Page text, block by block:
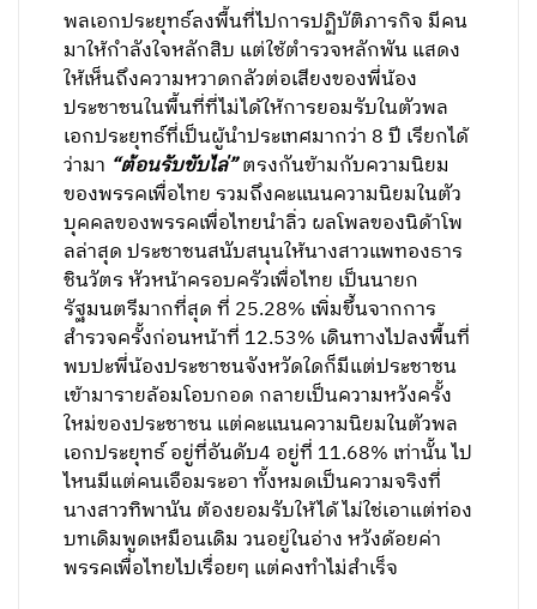
พลเอกประยุทธ์ลงพื้นที่ไปการปฏิบัติภารกิจ มีคน
มาให้กำลังใจหลักสิบ แต่ใช้ตำรวจหลักพัน แสดง
ให้เห็นถึงความหวาดกลัวต่อเสียงของพี่น้อง
ประชาชนในพื้นที่ที่ไม่ได้ให้การยอมรับในตัวพล
เอกประยุทธ์ที่เป็นผู้นำประเทศมากว่า 8 ปี เรียกได้
ว่ามา “ต้อนรับขับไล่”ตรงกันข้ามกับความนิยม
ของพรรคเพื่อไทย รวมถึงคะแนนความนิยมในตัว
บุคคลของพรรคเพื่อไทยนำลิ่ว ผลโพลของนิด้าโพ
ลล่าสุด ประชาชนสนับสนุนให้นางสาวแพทองธาร
ชินวัตร หัวหน้าครอบครัวเพื่อไทย เป็นนายก
รัฐมนตรีมากที่สุด ที่ 25.28% เพิ่มขึ้นจากการ
สำรวจครั้งก่อนหน้าที่ 12.53% เดินทางไปลงพื้นที่
พบปะพี่น้องประชาชนจังหวัดใดก็มีแต่ประชาชน
เข้ามารายล้อมโอบกอด กลายเป็นความหวังครั้ง
ใหม่ของประชาชน แต่คะแนนความนิยมในตัวพล
เอกประยุทธ์ อยู่ที่อันดับ4 อยู่ที่ 11.68% เท่านั้น ไป
ไหนมีแต่คนเอือมระอา ทั้งหมดเป็นความจริงที่
นางสาวทิพานัน ต้องยอมรับให้ได้ ไม่ใช่เอาแต่ท่อง
บทเดิมพูดเหมือนเดิม วนอยู่ในอ่าง หวังด้อยค่า
พรรคเพื่อไทยไปเรื่อยๆ แต่คงทำไม่สำเร็จ